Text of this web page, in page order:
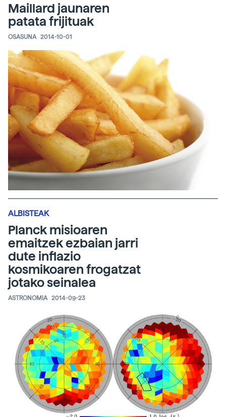
Maillard jaunaren
patata frijituak
OSASUNA 2014-10-01
ALBISTEAK
Planck misioaren
emaitzek ezbaian jarri
dute inflazio
kosmikoaren frogatzat
jotako seinalea
ASTRONOMIA 2014-09-23